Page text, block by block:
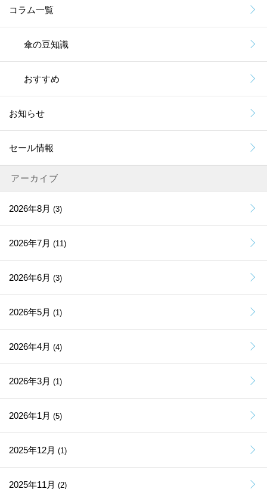
コラム一覧
傘の豆知識
おすすめ
お知らせ
セール情報
アーカイブ
2026年8月 (3)
2026年7月 (11)
2026年6月 (3)
2026年5月 (1)
2026年4月 (4)
2026年3月 (1)
2026年1月 (5)
2025年12月 (1)
2025年11月 (2)